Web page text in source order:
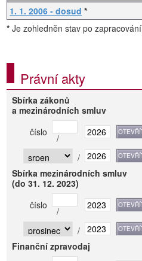
1. 1. 2006 - dosud *
* Je zohledněn stav po zapracování
Právní akty
Sbírka zákonů
a mezinárodních smluv
číslo
/
/
Sbírka mezinárodních smluv
(do 31. 12. 2023)
číslo
/
/
Finanční zpravodaj